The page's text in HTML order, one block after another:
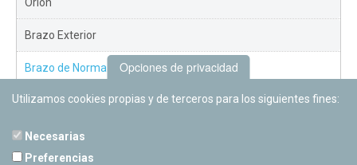
Brazo Exterior
Brazo de Norma
Nuevo Exterior
Opciones de privacidad
Utilizamos cookies propias y de terceros para los siguientes fines:
Necesarias
Preferencias